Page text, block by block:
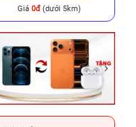
Giá 0đ (dưới 5km)